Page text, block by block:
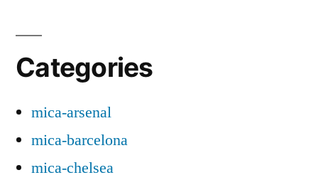
Categories
mica-arsenal
mica-barcelona
mica-chelsea